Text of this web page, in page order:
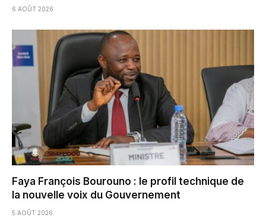
6 AOÛT 2026
Faya François Bourouno : le profil technique de
la nouvelle voix du Gouvernement
5 AOÛT 2026